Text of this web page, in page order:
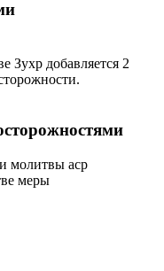
Зухр добавляется 2
молитвы аср
меры